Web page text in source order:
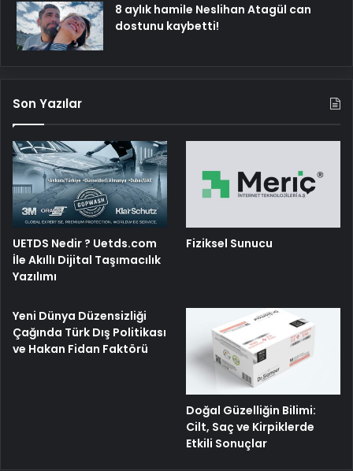
8 aylık hamile Neslihan Atagül can
dostunu kaybetti!
Son Yazılar
UETDS Nedir ? Uetds.com
İle Akıllı Dijital Taşımacılık
Yazılımı
Fiziksel Sunucu
Yeni Dünya Düzensizliği
Çağında Türk Dış Politikası
ve Hakan Fidan Faktörü
Doğal Güzelliğin Bilimi:
Cilt, Saç ve Kirpiklerde
Etkili Sonuçlar